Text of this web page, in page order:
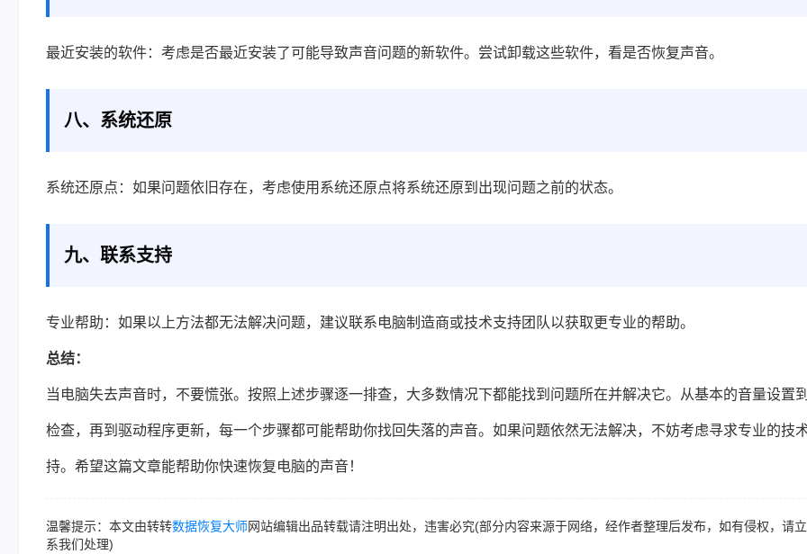
最近安装的软件：考虑是否最近安装了可能导致声音问题的新软件。尝试卸载这些软件，看是否恢复声音。
八、系统还原
系统还原点：如果问题依旧存在，考虑使用系统还原点将系统还原到出现问题之前的状态。
九、联系支持
专业帮助：如果以上方法都无法解决问题，建议联系电脑制造商或技术支持团队以获取更专业的帮助。
总结：
当电脑失去声音时，不要慌张。按照上述步骤逐一排查，大多数情况下都能找到问题所在并解决它。从基本的音量设置
检查，再到驱动程序更新，每一个步骤都可能帮助你找回失落的声音。如果问题依然无法解决，不妨考虑寻求专业的技
持。希望这篇文章能帮助你快速恢复电脑的声音！
温馨提示：本文由转转数据恢复大师网站编辑出品转载请注明出处，违害必究(部分内容来源于网络，经作者整理后发布，如有侵权，请
系我们处理)